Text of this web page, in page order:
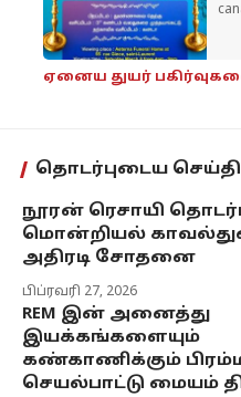
ஏனைய துயர்
தொடர்புடைய
நூரன் ரெசாயி
மொன்றியல்
அதிரடி சோதனை
பிப்ரவரி 27, 2026
REM இன் அனைத்து
இயக்கங்களையும்
கண்காணிக்கும்
செயல்பாட்டு மையம்